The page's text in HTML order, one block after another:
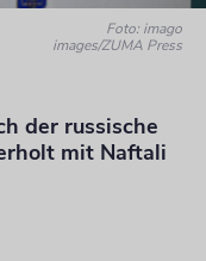
Foto: imago
images/ZUMA Press
der russische
mit Naftali